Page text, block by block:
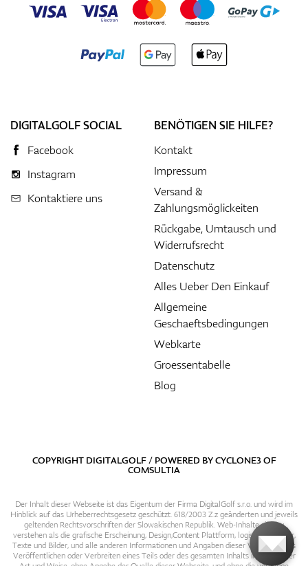
DIGITALGOLF SOCIAL
Facebook
Instagram
Kontaktiere uns
BENÖTIGEN SIE HILFE?
Kontakt
Impressum
Versand &
Zahlungsmöglickeiten
Rückgabe, Umtausch und
Widerrufsrecht
Datenschutz
Alles Ueber Den Einkauf
Allgemeine
Geschaeftsbedingungen
Webkarte
Groessentabelle
Blog
COPYRIGHT DIGITALGOLF / POWERED BYCYCLONE3OF
COMSULTIA
Der Inhalt dieser Webseite ist das Eigentum der Firma DigitalGolf s.r.o. und wird im
Hinblick auf das Urheberrechtsgesetz geschützt. 618/2003 Z.z geänderten und jeweils
geltenden Rechtsvorschriften der Slowakischen Republik. Web-Inhalte sind zu
verstehen als die grafische Erscheinung, Design,Content Plattform, logische Struktur,
Texte und Bilder, und alle anderen Informationen und Angaben dieser Webseite. Das
Veröffentlichen oder Verbreiten eines Teils oder des gesamten Inhalts in irgendeiner